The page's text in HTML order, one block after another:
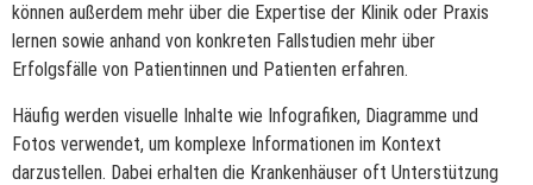
können außerdem mehr über die Expertise der Klinik oder Praxis
lernen sowie anhand von konkreten Fallstudien mehr über
Erfolgsfälle von Patientinnen und Patienten erfahren.
Häufig werden visuelle Inhalte wie Infografiken, Diagramme und
Fotos verwendet, um komplexe Informationen im Kontext
darzustellen. Dabei erhalten die Krankenhäuser oft Unterstützung